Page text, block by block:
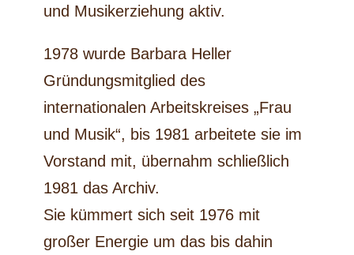
und Musikerziehung aktiv.
1978 wurde Barbara Heller
Gründungsmitglied des
internationalen Arbeitskreises „Frau
und Musik“, bis 1981 arbeitete sie im
Vorstand mit, übernahm schließlich
1981 das Archiv.
Sie kümmert sich seit 1976 mit
großer Energie um das bis dahin